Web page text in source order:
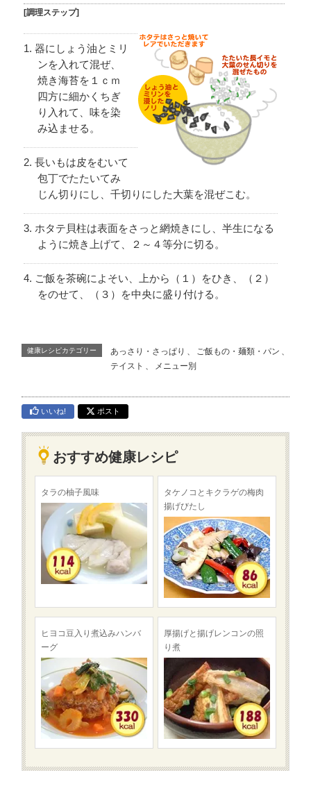
[調理ステップ]
器にしょう油とミリ
ンを入れて混ぜ、
焼き海苔を１ｃｍ
四方に細かくちぎ
り入れて、味を染
み込ませる。
長いもは皮をむいて
包丁でたたいてみ
じん切りにし、千切りにした大葉を混ぜこむ。
ホタテ貝柱は表面をさっと網焼きにし、半生になる
ように焼き上げて、２～４等分に切る。
ご飯を茶碗によそい、上から（１）をひき、（２）
をのせて、（３）を中央に盛り付ける。
健康レシピカテゴリー あっさり・さっぱり 、 ご飯もの・麺類・パン 、
テイスト 、 メニュー別
いいね! ポスト
おすすめ健康レシピ
タラの柚子風味
タケノコとキクラゲの梅肉
揚げびたし
ヒヨコ豆入り煮込みハンバ
ーグ
厚揚げと揚げレンコンの照
り煮